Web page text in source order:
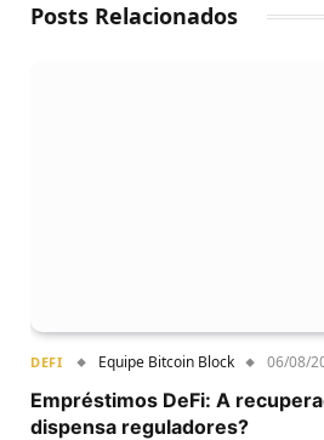
Posts Relacionados
DEFI Equipe Bitcoin Block 06/08/
Empréstimos DeFi: A
dispensa reguladores?